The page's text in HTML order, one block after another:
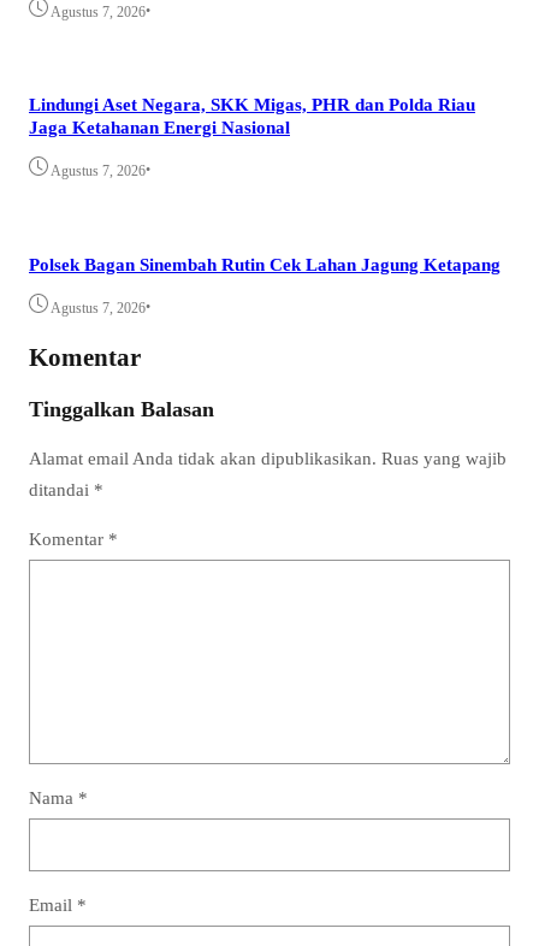
Agustus 7, 2026•
Lindungi Aset Negara, SKK Migas, PHR dan Polda Riau
Jaga Ketahanan Energi Nasional
Agustus 7, 2026•
Polsek Bagan Sinembah Rutin Cek Lahan Jagung Ketapang
Agustus 7, 2026•
Komentar
Tinggalkan Balasan
Alamat email Anda tidak akan dipublikasikan. Ruas yang wajib
ditandai *
Komentar *
Nama *
Email *